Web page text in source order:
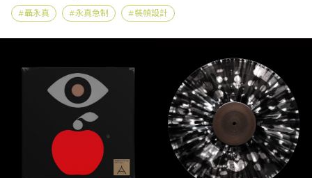
聶永真 永真急制 裝幀設計